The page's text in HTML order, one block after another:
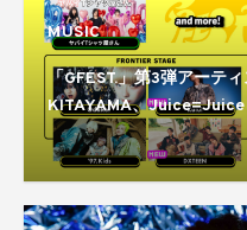
MUSIC
「GFEST.」第3弾アーテ
KITAYAMA、